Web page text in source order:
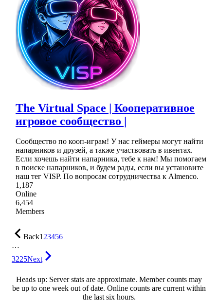
The Virtual Space | Кооперативное
игровое сообщество |
Сообщество по кооп-играм! У нас геймеры могут найти
напарников и друзей, а также участвовать в ивентах.
Если хочешь найти напарника, тебе к нам! Мы помогаем
в поиске напарников, и будем рады, если вы установите
наш тег VISP. По вопросам сотрудничества к Almenco.
1,187
Online
6,454
Members
Back123456
…
3225Next
Heads up: Server stats are approximate. Member counts may
be up to one week out of date. Online counts are current within
the last six hours.